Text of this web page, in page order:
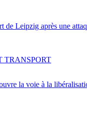
Leipzig après une
la voie à la
TRANSPORT